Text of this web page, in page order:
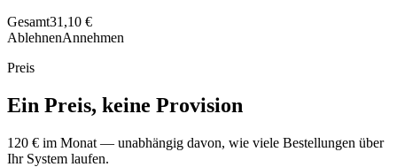
Gesamt31,10 €
AblehnenAnnehmen
Preis
Ein Preis, keine Provision
120 € im Monat — unabhängig davon, wie viele Bestellungen über
Ihr System laufen.